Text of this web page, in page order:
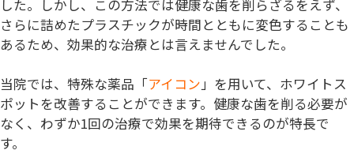
した。しかし、この方法では健康な歯を削らざるをえず、
さらに詰めたプラスチックが時間とともに変色することも
あるため、効果的な治療とは言えませんでした。
当院では、特殊な薬品「アイコン」を用いて、ホワイトス
ポットを改善することができます。健康な歯を削る必要が
なく、わずか1回の治療で効果を期待できるのが特長で
す。